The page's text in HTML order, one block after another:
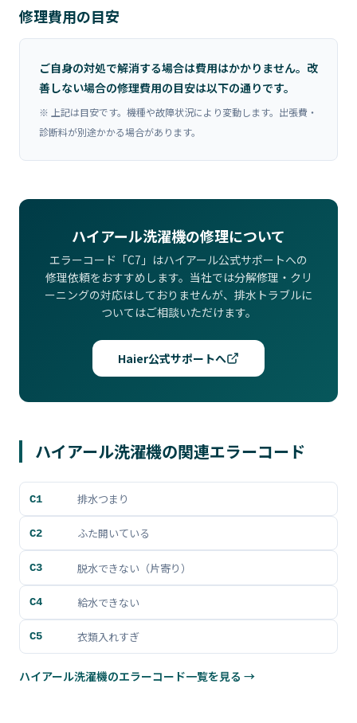
修理費用の目安
ご自身の対処で解消する場合は費用はかかりません。改
善しない場合の修理費用の目安は以下の通りです。
※ 上記は目安です。機種や故障状況により変動します。出張費・
診断料が別途かかる場合があります。
ハイアール洗濯機の修理について
エラーコード「C7」はハイアール公式サポートへの
修理依頼をおすすめします。当社では分解修理・クリ
ーニングの対応はしておりませんが、排水トラブルに
ついてはご相談いただけます。
Haier公式サポートへ
ハイアール洗濯機の関連エラーコード
C1 排水つまり
C2 ふた開いている
C3 脱水できない（片寄り）
C4 給水できない
C5 衣類入れすぎ
ハイアール洗濯機のエラーコード一覧を見る →